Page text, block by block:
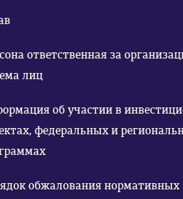
ответственная за
лиц
об участии в
федеральных и
обжалования нормативных